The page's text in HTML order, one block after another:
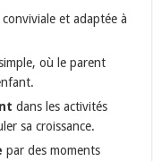
conviviale et adaptée à
où le parent
dans les activités
sa croissance.
par des moments